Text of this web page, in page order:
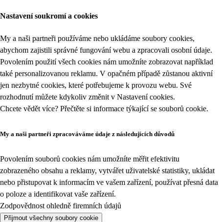
Nastavení soukromí a cookies
My a naši partneři používáme nebo ukládáme soubory cookies,
abychom zajistili správné fungování webu a zpracovali osobní údaje.
Povolením použití všech cookies nám umožníte zobrazovat například
také personalizovanou reklamu. V opačném případě zůstanou aktivní
jen nezbytné cookies, které potřebujeme k provozu webu. Své
rozhodnutí můžete kdykoliv změnit v Nastavení cookies.
Chcete vědět více? Přečtěte si informace týkající se souborů cookie.
My a naši partneři zpracováváme údaje z následujících důvodů
Povolením souborů cookies nám umožníte měřit efektivitu
zobrazeného obsahu a reklamy, vytvářet uživatelské statistiky, ukládat
nebo přistupovat k informacím ve vašem zařízení, používat přesná data
o poloze a identifikovat vaše zařízení.
Zodpovědnost ohledně firemních údajů
Přijmout všechny soubory cookie